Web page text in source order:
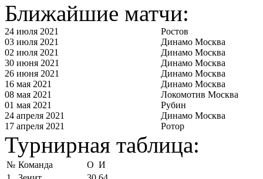
Ближайшие матчи:
24 июля 2021
Ростов
03 июля 2021
Динамо Москва
02 июля 2021
Динамо Москва
30 июня 2021
Динамо Москва
26 июня 2021
Динамо Москва
16 мая 2021
Динамо Москва
08 мая 2021
Локомотив Москва
01 мая 2021
Рубин
24 апреля 2021
Динамо Москва
17 апреля 2021
Ротор
Турнирная таблица:
№ Команда О И